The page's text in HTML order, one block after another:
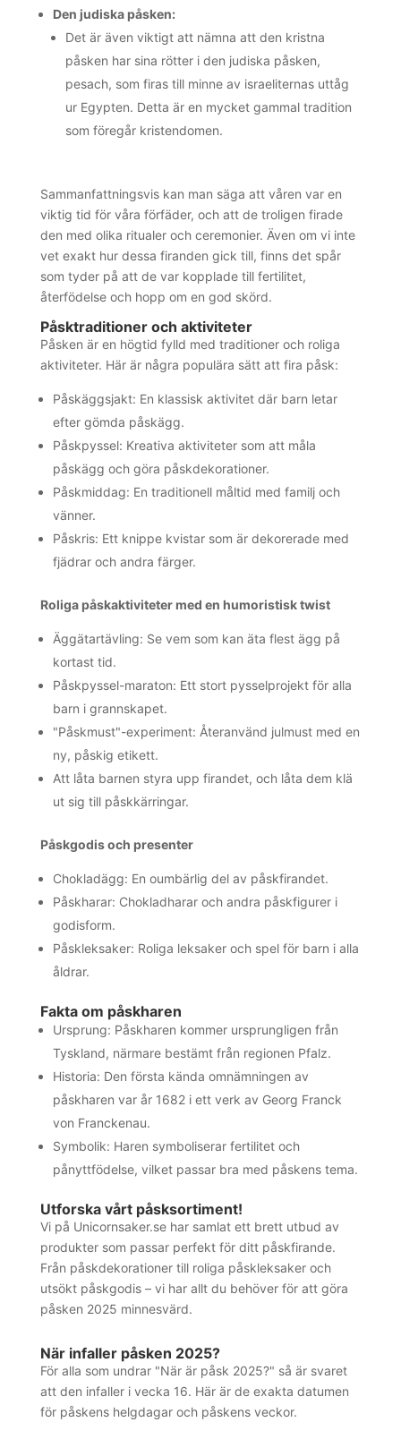
Den judiska påsken:
Det är även viktigt att nämna att den kristna
påsken har sina rötter i den judiska påsken,
pesach, som firas till minne av israeliternas uttåg
ur Egypten. Detta är en mycket gammal tradition
som föregår kristendomen.
Sammanfattningsvis kan man säga att våren var en
viktig tid för våra förfäder, och att de troligen firade
den med olika ritualer och ceremonier. Även om vi inte
vet exakt hur dessa firanden gick till, finns det spår
som tyder på att de var kopplade till fertilitet,
återfödelse och hopp om en god skörd.
Påsktraditioner och aktiviteter
Påsken är en högtid fylld med traditioner och roliga
aktiviteter. Här är några populära sätt att fira påsk:
Påskäggsjakt: En klassisk aktivitet där barn letar
efter gömda påskägg.
Påskpyssel: Kreativa aktiviteter som att måla
påskägg och göra påskdekorationer.
Påskmiddag: En traditionell måltid med familj och
vänner.
Påskris: Ett knippe kvistar som är dekorerade med
fjädrar och andra färger.
Roliga påskaktiviteter med en humoristisk twist
Äggätartävling: Se vem som kan äta flest ägg på
kortast tid.
Påskpyssel-maraton: Ett stort pysselprojekt för alla
barn i grannskapet.
"Påskmust"-experiment: Återanvänd julmust med en
ny, påskig etikett.
Att låta barnen styra upp firandet, och låta dem klä
ut sig till påskkärringar.
Påskgodis och presenter
Chokladägg: En oumbärlig del av påskfirandet.
Påskharar: Chokladharar och andra påskfigurer i
godisform.
Påskleksaker: Roliga leksaker och spel för barn i alla
åldrar.
Fakta om påskharen
Ursprung: Påskharen kommer ursprungligen från
Tyskland, närmare bestämt från regionen Pfalz.
Historia: Den första kända omnämningen av
påskharen var år 1682 i ett verk av Georg Franck
von Franckenau.
Symbolik: Haren symboliserar fertilitet och
pånyttfödelse, vilket passar bra med påskens tema.
Utforska vårt påsksortiment!
Vi på Unicornsaker.se har samlat ett brett utbud av
produkter som passar perfekt för ditt påskfirande.
Från påskdekorationer till roliga påskleksaker och
utsökt påskgodis – vi har allt du behöver för att göra
påsken 2025 minnesvärd.
När infaller påsken 2025?
För alla som undrar "När är påsk 2025?" så är svaret
att den infaller i vecka 16. Här är de exakta datumen
för påskens helgdagar och påskens veckor.